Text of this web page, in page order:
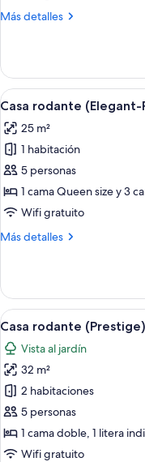
Más detalles
Más
rodante
Confort
Ver
todas
las
fotos
de
Casa
rodante
Plus)
6
Casa rodante (Elegant-
25 m²
1 habitación
5 personas
1 cama Queen size y 3
Wifi gratuito
Más detalles
Más
rodante
(Elegant-
Plus)
Ver
todas
las
fotos
de
Casa
rodante
(Prestige)
6
Casa rodante (Prestige)
Vista al jardín
32 m²
2 habitaciones
5 personas
1 cama doble, 1 litera
Wifi gratuito